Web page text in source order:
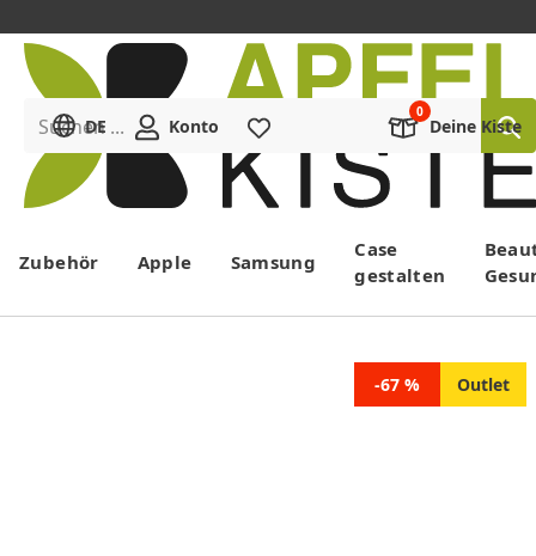
Menü
Suchen ...
DE Konto Deine Kiste
Zubehör Apple Samsung
Case
gestalten
-67 % Outlet